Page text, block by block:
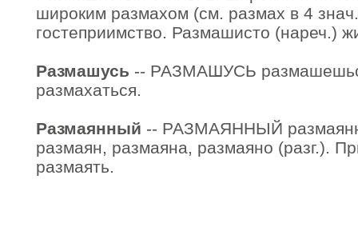
широким размахом (см. размах в 4
гостеприимство. Размашисто (нареч.)
Размашусь -- РАЗМАШУСЬ
размахаться.
Размаянный -- РАЗМАЯННЫЙ
размаян, размаяна, размаяно (разг.).
размаять.